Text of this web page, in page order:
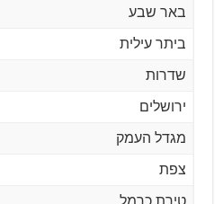
באר שבע
ביתר עילית
שדרות
ירושלים
מגדל העמק
צפת